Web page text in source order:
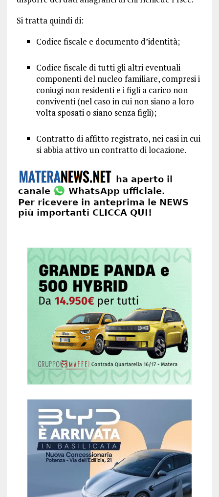
Si tratta quindi di:
Codice fiscale e documento d’identità;
Codice fiscale di tutti gli altri eventuali
componenti del nucleo familiare, compresi i
coniugi non residenti e i figli a carico non
conviventi (nel caso in cui non siano a loro
volta sposati o siano senza figli);
Contratto di affitto registrato, nei casi in cui
si abbia attivo un contratto di locazione.